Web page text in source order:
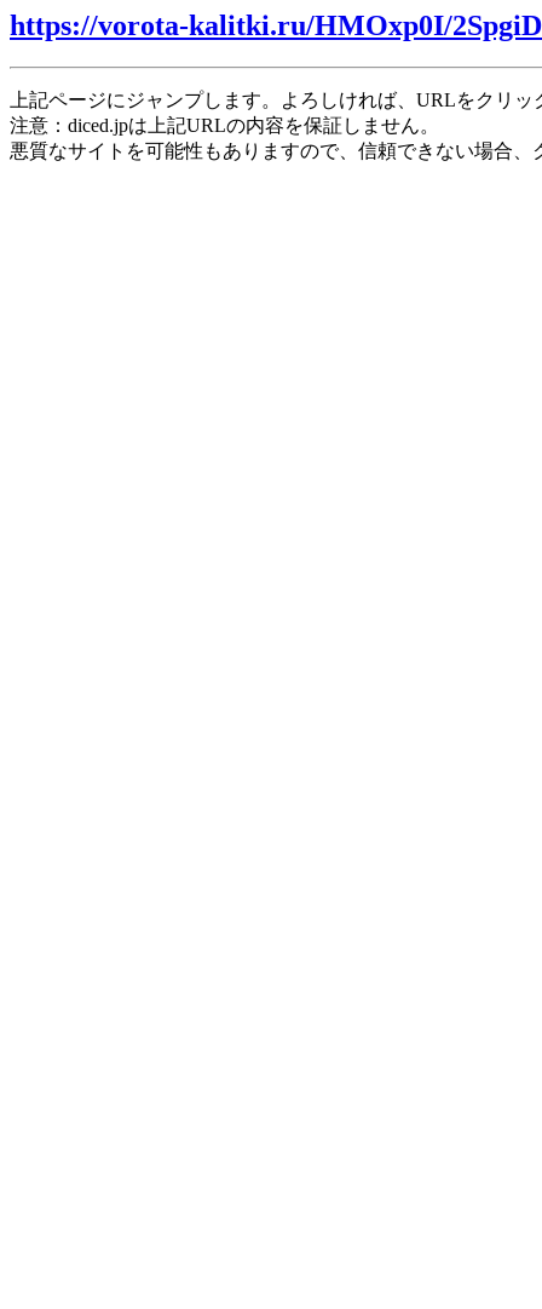
https://vorota-kalitki.ru/HMOxp0I/
上記ページにジャンプします。よろしければ、URLをクリ
注意：diced.jpは上記URLの内容を保証しません。
悪質なサイトを可能性もありますので、信頼できない場合、